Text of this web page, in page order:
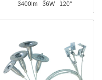
3400lm 36W 120°